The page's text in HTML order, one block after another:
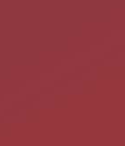
animations